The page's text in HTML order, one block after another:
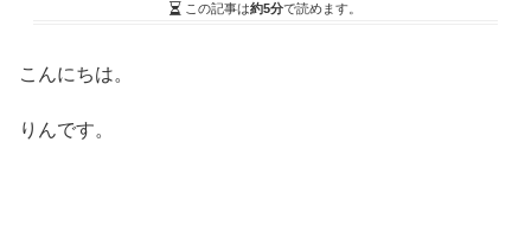
この記事は約5分で読めます。
こんにちは。
りんです。